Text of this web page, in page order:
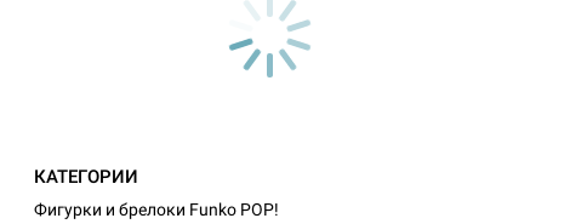
КАТЕГОРИИ
Фигурки и брелоки Funko POP!